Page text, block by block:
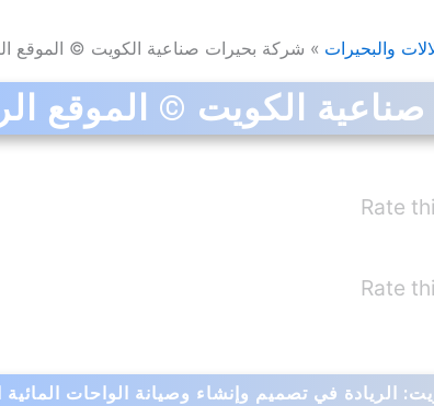
والبحيرات شركة بحيرات صناعية الكويت © الموقع
الكويت © الموقع
Rate
Rate
الريادة في تصميم وإنشاء وصيانة الواحات المائية